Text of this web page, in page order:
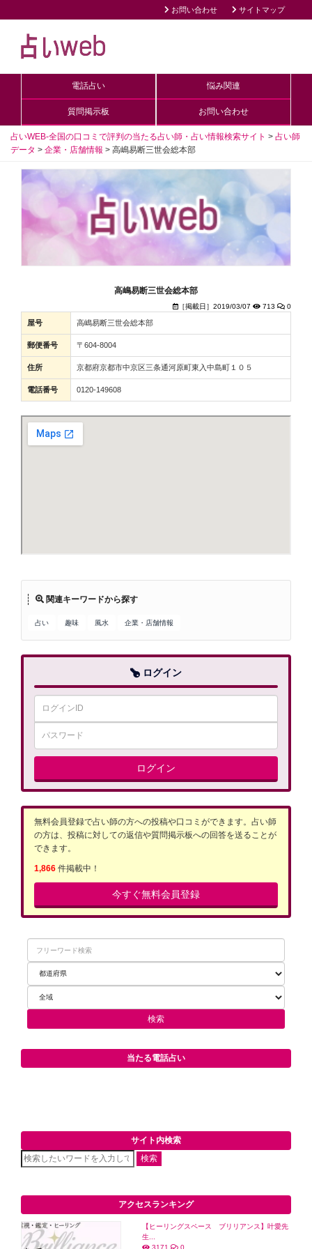
お問い合わせ サイトマップ
電話占い 悩み関連
質問掲示板 お問い合わせ
占いWEB-全国の口コミで評判の当たる占い師・占い情報検索サイト > 占い師
データ > 企業・店舗情報 > 高嶋易断三世会総本部
高嶋易断三世会総本部
［掲載日］2019/03/07 713 0
屋号 高嶋易断三世会総本部
郵便番号 〒604-8004
住所 京都府京都市中京区三条通河原町東入中島町１０５
電話番号 0120-149608
関連キーワードから探す
占い 趣味 風水 企業・店舗情報
ログイン
ログイン
無料会員登録で占い師の方への投稿や口コミができます。占い師
の方は、投稿に対しての返信や質問掲示板への回答を送ることが
できます。
1,866 件掲載中！
今すぐ無料会員登録
当たる電話占い
サイト内検索
検索
アクセスランキング
【ヒーリングスペース ブリリアンス】叶愛先
生...
3171
0